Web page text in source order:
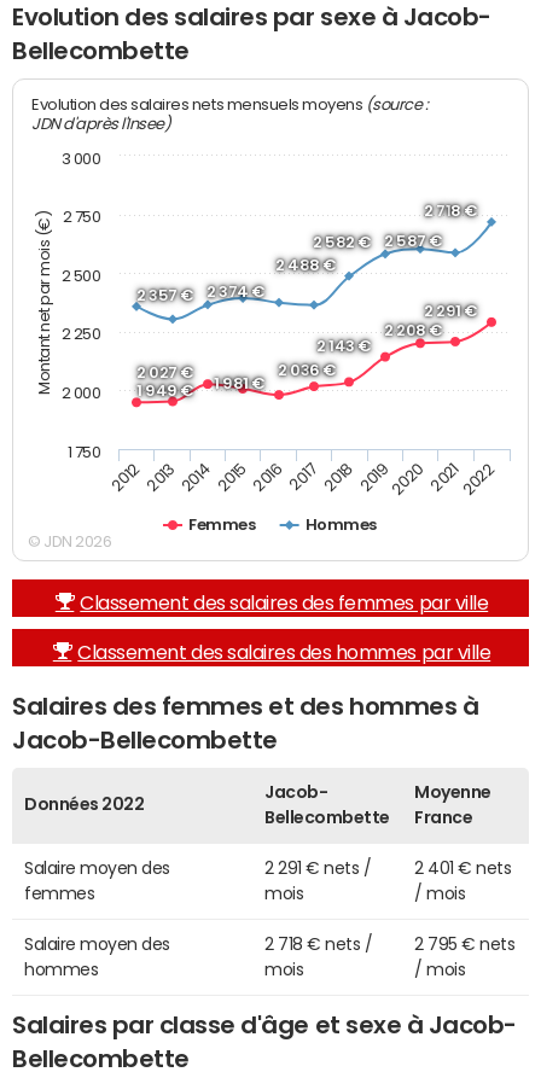
Evolution des salaires par sexe à Jacob-
Bellecombette
Montant net par mois (€)
Evolution des salaires nets mensuels moyens (source :
JDN d'après l'Insee)
1 949 €
2 027 €
1 981 €
2 036 €
2 143 €
2 208 €
2 291 €
2 357 € 2 374 €
2 488 €
2 582 € 2 587 €
2 718 €
Femmes Hommes
2012 2013 2014 2015 2016 2017 2018 20192020 20212022
1 750
2 000
2 250
2 500
2 750
3 000
© JDN 2026
Classement des salaires des femmes par ville
Classement des salaires des hommes par ville
Salaires des femmes et des hommes à
Jacob-Bellecombette
Données 2022
Jacob-
Bellecombette
Moyenne
France
Salaire moyen des
femmes
2 291 € nets /
mois
2 401 € nets
/ mois
Salaire moyen des
hommes
2 718 € nets /
mois
2 795 € nets
/ mois
Salaires par classe d'âge et sexe à Jacob-
Bellecombette